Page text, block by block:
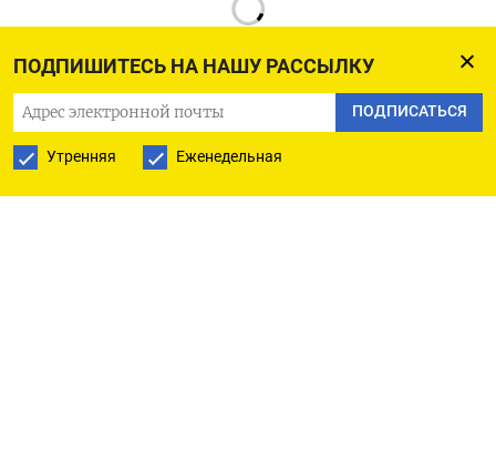
ПОДПИШИТЕСЬ НА НАШУ РАССЫЛКУ
ПОДПИСАТЬСЯ
Утренняя Еженедельная
ПОДПИШИТЕСЬ НА НАШУ РАССЫЛКУ